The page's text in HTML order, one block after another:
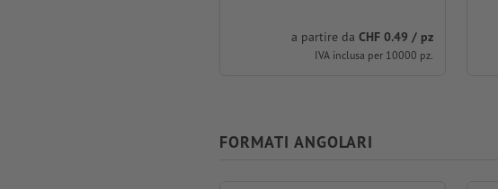
a partire da CHF 0.49 / pz
IVA inclusa per 10000 pz.
FORMATI ANGOLARI